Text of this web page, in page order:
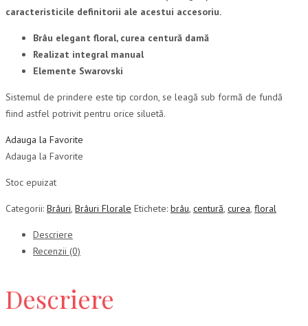
caracteristicile definitorii ale acestui accesoriu.
Brâu elegant floral, curea centură damă
Realizat integral manual
Elemente Swarovski
Sistemul de prindere este tip cordon, se leagă sub formă de fundă
fiind astfel potrivit pentru orice siluetă.
Adauga la Favorite
Adauga la Favorite
Stoc epuizat
Categorii: Brâuri, Brâuri Florale Etichete: brâu, centură, curea, floral
Descriere
Recenzii (0)
Descriere